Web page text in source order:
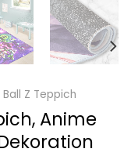
Z Teppich
Anime